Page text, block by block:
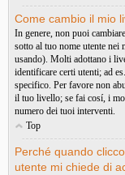
Come cambio il mio
In genere, non puoi
sotto al tuo nome utente nei
usando). Molti adottano i
identificare certi utenti; ad
specifico. Per favore non
il tuo livello; se fai cosí, i
numero dei tuoi interventi.
Top
Perché quando
utente mi chiede di